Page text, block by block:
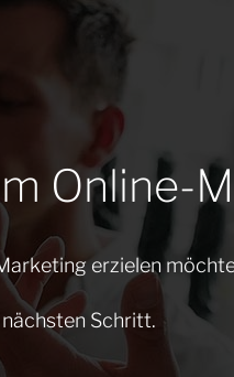
Online-
erzielen
Schritt.